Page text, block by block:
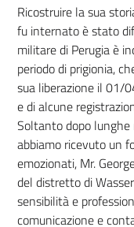
Ricostruire la sua
fu internato è stato
militare di Perugia è
periodo di prigionia,
sua liberazione il 01/
e di alcune
Soltanto dopo lunghe
abbiamo ricevuto un
emozionati, Mr.
del distretto di
sensibilità e
comunicazione e